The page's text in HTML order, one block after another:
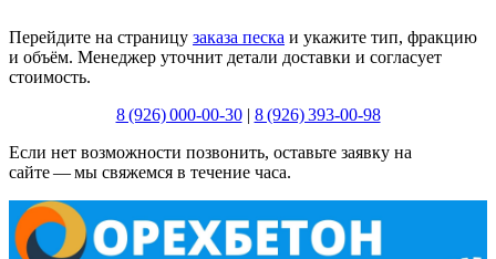
Перейдите на страницу заказа песка и укажите тип, фракцию
и объём. Менеджер уточнит детали доставки и согласует
стоимость.
8 (926) 000‑00‑30| 8 (926) 393‑00‑98
Если нет возможности позвонить, оставьте заявку на
сайте — мы свяжемся в течение часа.